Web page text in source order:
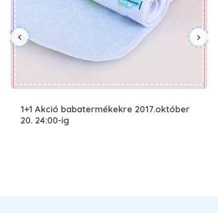
1+1 Akció babatermékekre 2017.október
20. 24:00-ig